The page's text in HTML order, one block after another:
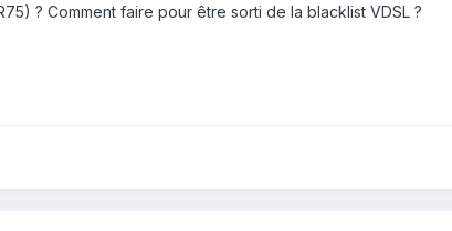
? Comment faire pour être sorti de la blacklist VDSL ?